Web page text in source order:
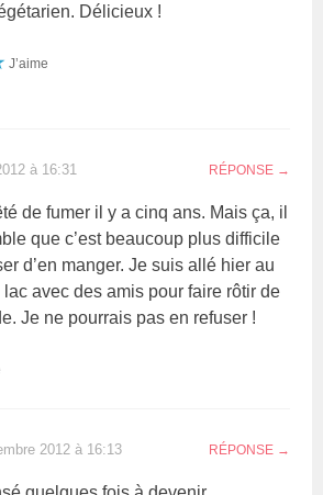
Délicieux !
J’aime
à 16:31 RÉPONSE
de fumer il y a cinq ans. Mais ça, il
que c’est beaucoup plus difficile
d’en manger. Je suis allé hier au
lac avec des amis pour faire rôtir de
Je ne pourrais pas en refuser !
2012 à 16:13 RÉPONSE